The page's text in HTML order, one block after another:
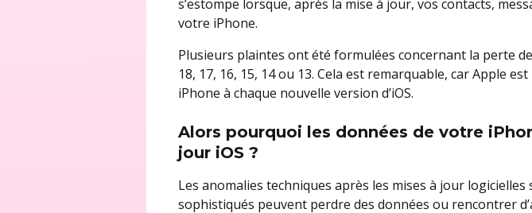
s’estompe lorsque, après la mise à jour, vos contacts,
votre iPhone.
Plusieurs plaintes ont été formulées concernant la perte
18, 17, 16, 15, 14 ou 13. Cela est remarquable, car Apple
iPhone à chaque nouvelle version d’iOS.
Alors pourquoi les données de votre
jour iOS ?
Les anomalies techniques après les mises à jour
sophistiqués peuvent perdre des données ou rencontrer